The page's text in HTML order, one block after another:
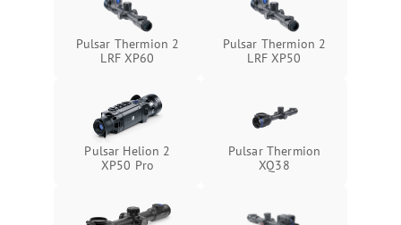
Неисправность системы
защиты от перегрева
1500 ₽ Подробнее →
Поломка системы защиты
от перенапряжения
Поломка системы защиты
от замыкания
1500 ₽ Подробнее →
Pulsar Thermion 2
LRF XP60
Pulsar Thermion 2
LRF XP50
Pulsar Helion 2
XP50 Pro
Pulsar Thermion
XQ38